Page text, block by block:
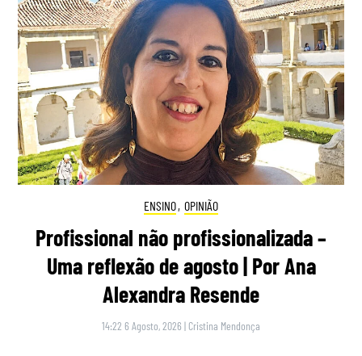
ENSINO, OPINIÃO
Profissional não profissionalizada –
Uma reflexão de agosto | Por Ana
Alexandra Resende
14:22 6 Agosto, 2026 | Cristina Mendonça